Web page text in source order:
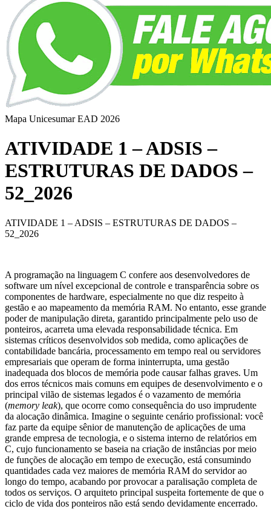
Mapa Unicesumar EAD 2026
ATIVIDADE 1 – ADSIS –
ESTRUTURAS DE DADOS –
52_2026
ATIVIDADE 1 – ADSIS – ESTRUTURAS DE DADOS –
52_2026
A programação na linguagem C confere aos desenvolvedores de
software um nível excepcional de controle e transparência sobre os
componentes de hardware, especialmente no que diz respeito à
gestão e ao mapeamento da memória RAM. No entanto, esse grande
poder de manipulação direta, garantido principalmente pelo uso de
ponteiros, acarreta uma elevada responsabilidade técnica. Em
sistemas críticos desenvolvidos sob medida, como aplicações de
contabilidade bancária, processamento em tempo real ou servidores
empresariais que operam de forma ininterrupta, uma gestão
inadequada dos blocos de memória pode causar falhas graves. Um
dos erros técnicos mais comuns em equipes de desenvolvimento e o
principal vilão de sistemas legados é o vazamento de memória
(memory leak), que ocorre como consequência do uso imprudente
da alocação dinâmica. Imagine o seguinte cenário profissional: você
faz parte da equipe sênior de manutenção de aplicações de uma
grande empresa de tecnologia, e o sistema interno de relatórios em
C, cujo funcionamento se baseia na criação de instâncias por meio
de funções de alocação em tempo de execução, está consumindo
quantidades cada vez maiores de memória RAM do servidor ao
longo do tempo, acabando por provocar a paralisação completa de
todos os serviços. O arquiteto principal suspeita fortemente de que o
ciclo de vida dos ponteiros não está sendo devidamente encerrado.